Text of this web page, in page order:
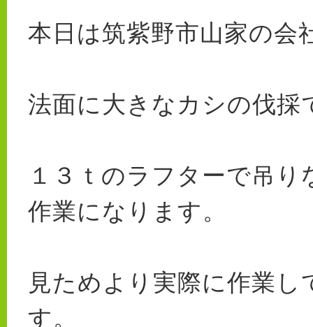
本日は筑紫野市山家の会
法面に大きなカシの伐採
１３ｔのラフターで吊
作業になります。
見ためより実際に作業
す。